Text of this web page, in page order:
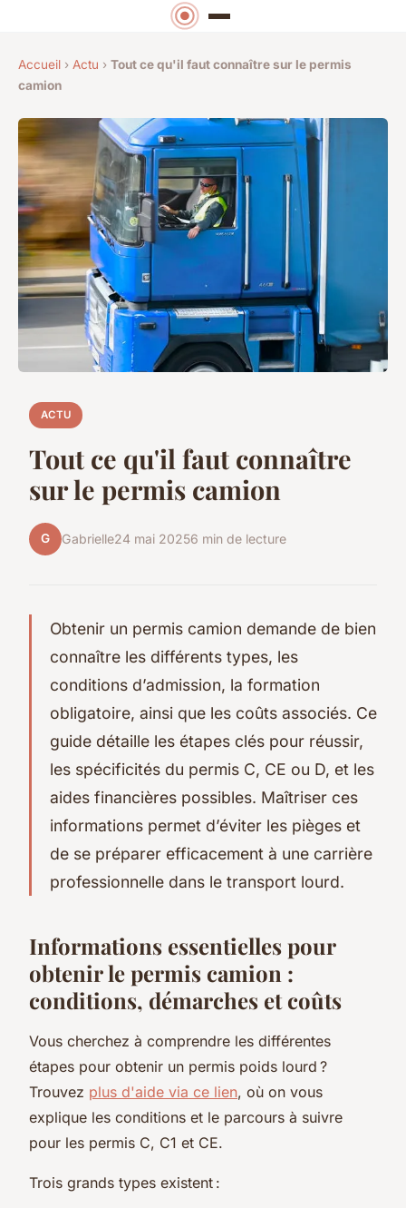
Accueil › Actu › Tout ce qu'il faut connaître sur le permis
camion
ACTU
Tout ce qu'il faut connaître
sur le permis camion
G Gabrielle24 mai 20256 min de lecture
Obtenir un permis camion demande de bien
connaître les différents types, les
conditions d’admission, la formation
obligatoire, ainsi que les coûts associés. Ce
guide détaille les étapes clés pour réussir,
les spécificités du permis C, CE ou D, et les
aides financières possibles. Maîtriser ces
informations permet d’éviter les pièges et
de se préparer efficacement à une carrière
professionnelle dans le transport lourd.
Informations essentielles pour
obtenir le permis camion :
conditions, démarches et coûts
Vous cherchez à comprendre les différentes
étapes pour obtenir un permis poids lourd ?
Trouvez plus d'aide via ce lien, où on vous
explique les conditions et le parcours à suivre
pour les permis C, C1 et CE.
Trois grands types existent :